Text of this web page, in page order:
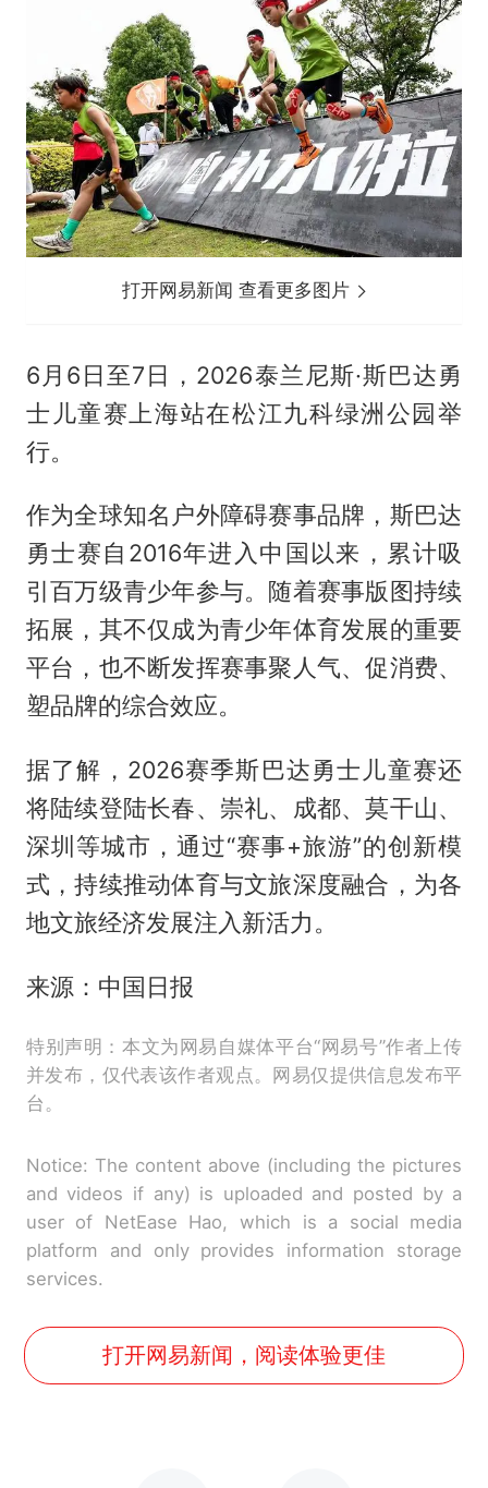
打开网易新闻 查看更多图片
6月6日至7日，2026泰兰尼斯·斯巴达勇
士儿童赛上海站在松江九科绿洲公园举
行。
作为全球知名户外障碍赛事品牌，斯巴达
勇士赛自2016年进入中国以来，累计吸
引百万级青少年参与。随着赛事版图持续
拓展，其不仅成为青少年体育发展的重要
平台，也不断发挥赛事聚人气、促消费、
塑品牌的综合效应。
据了解，2026赛季斯巴达勇士儿童赛还
将陆续登陆长春、崇礼、成都、莫干山、
深圳等城市，通过“赛事+旅游”的创新模
式，持续推动体育与文旅深度融合，为各
地文旅经济发展注入新活力。
来源：中国日报
特别声明：本文为网易自媒体平台“网易号”作者上传
并发布，仅代表该作者观点。网易仅提供信息发布平
台。
Notice: The content above (including the pictures
and videos if any) is uploaded and posted by a
user of NetEase Hao, which is a social media
platform and only provides information storage
services.
打开网易新闻，阅读体验更佳